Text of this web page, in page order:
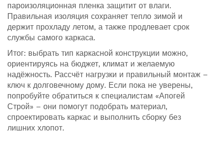
пароизоляционная пленка защитит от влаги.
Правильная изоляция сохраняет тепло зимой и
держит прохладу летом, а также продлевает срок
службы самого каркаса.
Итог: выбрать тип каркасной конструкции можно,
ориентируясь на бюджет, климат и желаемую
надёжность. Рассчёт нагрузки и правильный монтаж –
ключ к долговечному дому. Если пока не уверены,
попробуйте обратиться к специалистам «Апогей
Строй» – они помогут подобрать материал,
спроектировать каркас и выполнить сборку без
лишних хлопот.